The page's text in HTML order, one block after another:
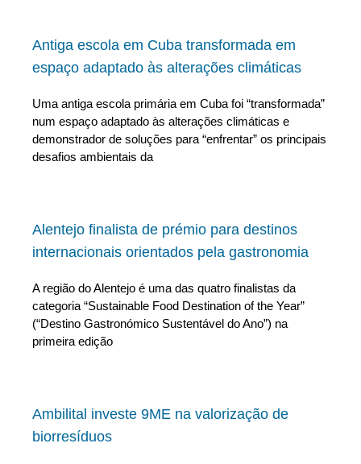
Antiga escola em Cuba transformada em
espaço adaptado às alterações climáticas
Uma antiga escola primária em Cuba foi “transformada”
num espaço adaptado às alterações climáticas e
demonstrador de soluções para “enfrentar” os principais
desafios ambientais da
Alentejo finalista de prémio para destinos
internacionais orientados pela gastronomia
A região do Alentejo é uma das quatro finalistas da
categoria “Sustainable Food Destination of the Year”
(“Destino Gastronómico Sustentável do Ano”) na
primeira edição
Ambilital investe 9ME na valorização de
biorresíduos